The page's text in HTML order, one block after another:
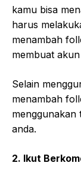
kamu bisa
harus
menambah
membuat
Selain
menambah
menggunakan
anda.
2. Ikut